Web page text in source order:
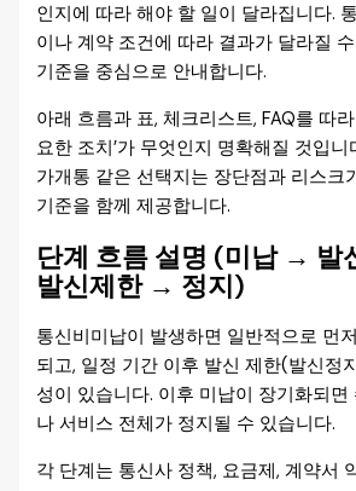
인지에 따라 해야 할 일이 달라집니다.
이나 계약 조건에 따라 결과가 달라질
기준을 중심으로 안내합니다.
아래 흐름과 표, 체크리스트, FAQ를 따
요한 조치’가 무엇인지 명확해질 것입
가개통 같은 선택지는 장단점과 리스크
기준을 함께 제공합니다.
단계 흐름 설명 (미납 → 발
발신제한 → 정지)
통신비미납이 발생하면 일반적으로 먼
되고, 일정 기간 이후 발신 제한(발신정
성이 있습니다. 이후 미납이 장기화되면
나 서비스 전체가 정지될 수 있습니다.
각 단계는 통신사 정책, 요금제, 계약서